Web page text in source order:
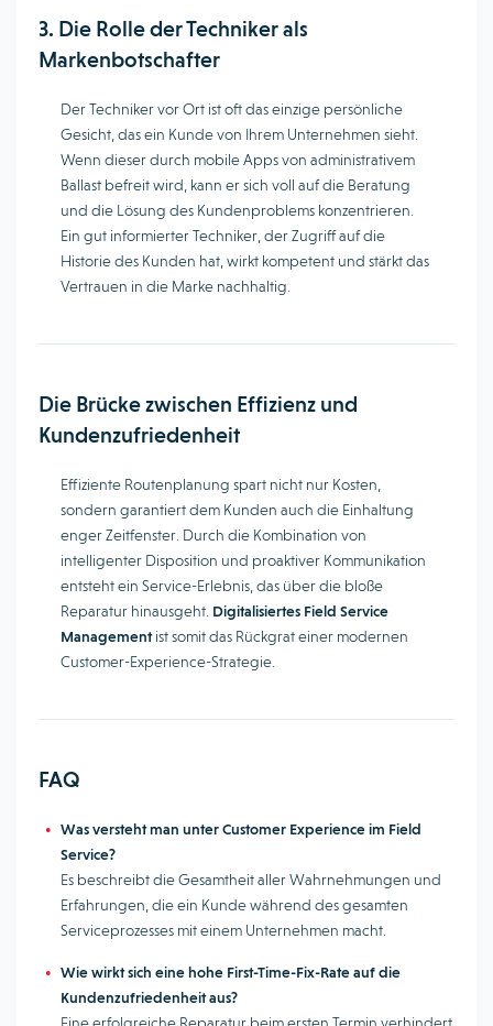
3. Die Rolle der Techniker als
Markenbotschafter
Der Techniker vor Ort ist oft das einzige persönliche
Gesicht, das ein Kunde von Ihrem Unternehmen sieht.
Wenn dieser durch mobile Apps von administrativem
Ballast befreit wird, kann er sich voll auf die Beratung
und die Lösung des Kundenproblems konzentrieren.
Ein gut informierter Techniker, der Zugriff auf die
Historie des Kunden hat, wirkt kompetent und stärkt das
Vertrauen in die Marke nachhaltig.
Die Brücke zwischen Effizienz und
Kundenzufriedenheit
Effiziente Routenplanung spart nicht nur Kosten,
sondern garantiert dem Kunden auch die Einhaltung
enger Zeitfenster. Durch die Kombination von
intelligenter Disposition und proaktiver Kommunikation
entsteht ein Service-Erlebnis, das über die bloße
Reparatur hinausgeht. Digitalisiertes Field Service
Managementist somit das Rückgrat einer modernen
Customer-Experience-Strategie.
FAQ
Was versteht man unter Customer Experience im Field
Service?
Es beschreibt die Gesamtheit aller Wahrnehmungen und
Erfahrungen, die ein Kunde während des gesamten
Serviceprozesses mit einem Unternehmen macht.
Wie wirkt sich eine hohe First-Time-Fix-Rate auf die
Kundenzufriedenheit aus?